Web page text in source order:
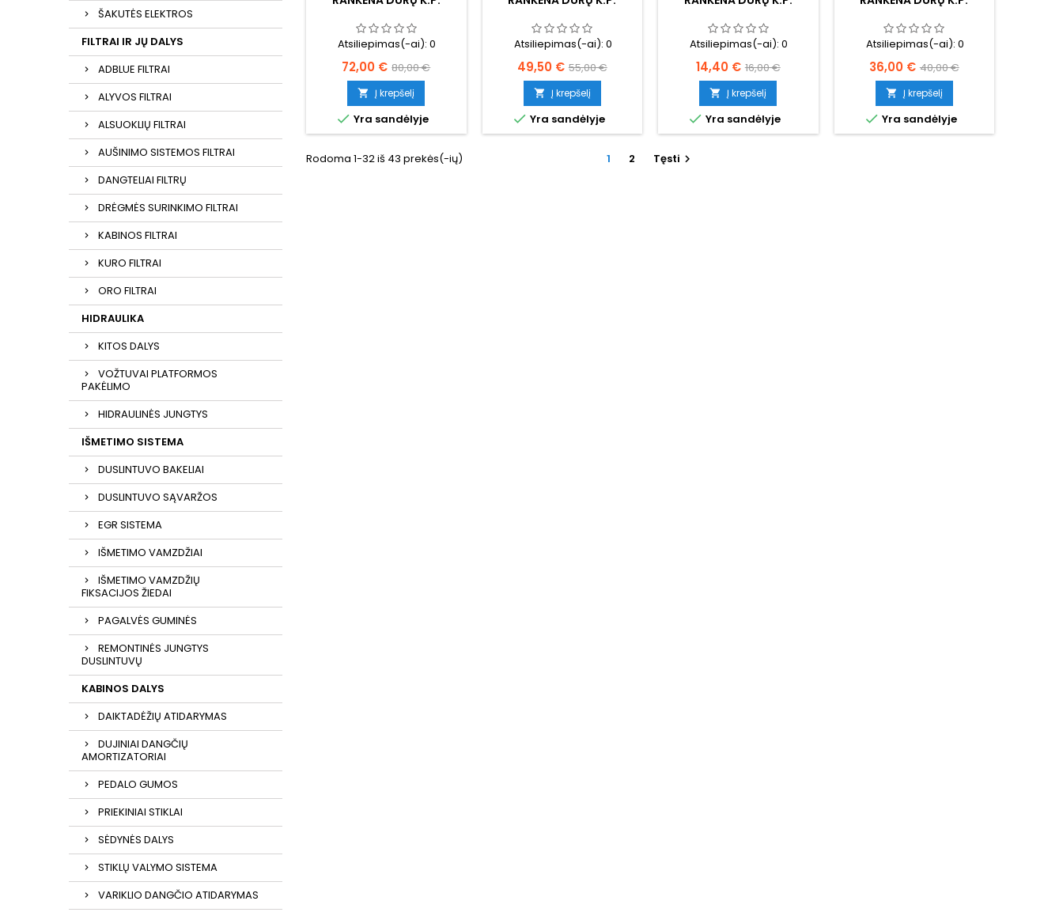
ŠAKUTĖS ELEKTROS
FILTRAI IR JŲ DALYS
ADBLUE FILTRAI
ALYVOS FILTRAI
ALSUOKLIŲ FILTRAI
AUŠINIMO SISTEMOS FILTRAI
DANGTELIAI FILTRŲ
DRĖGMĖS SURINKIMO FILTRAI
KABINOS FILTRAI
KURO FILTRAI
ORO FILTRAI
HIDRAULIKA
KITOS DALYS
VOŽTUVAI PLATFORMOS
PAKĖLIMO
HIDRAULINĖS JUNGTYS
IŠMETIMO SISTEMA
DUSLINTUVO BAKELIAI
DUSLINTUVO SĄVARŽOS
EGR SISTEMA
IŠMETIMO VAMZDŽIAI
IŠMETIMO VAMZDŽIŲ
FIKSACIJOS ŽIEDAI
PAGALVĖS GUMINĖS
REMONTINĖS JUNGTYS
DUSLINTUVŲ
KABINOS DALYS
DAIKTADĖŽIŲ ATIDARYMAS
DUJINIAI DANGČIŲ
AMORTIZATORIAI
PEDALO GUMOS
PRIEKINIAI STIKLAI
SĖDYNĖS DALYS
STIKLŲ VALYMO SISTEMA
VARIKLIO DANGČIO ATIDARYMAS
Atsiliepimas(-ai):0
Kaina
72,00 € Bazinė
kaina
80,00 €
 Į krepšelį
 Yra sandėlyje
Atsiliepimas(-ai): 0
Kaina
49,50 € Bazinė
kaina
55,00 €
 Į krepšelį
 Yra sandėlyje
Atsiliepimas(-ai):0
Kaina
14,40 € Bazinė
kaina
16,00 €
 Į krepšelį
 Yra sandėlyje
Atsiliepimas(-ai): 0
Kaina
36,00 € Bazinė
kaina
40,00 €
 Į krepšelį
 Yra sandėlyje
Rodoma 1-32 iš 43 prekės(-ių) 1 2 Tęsti 